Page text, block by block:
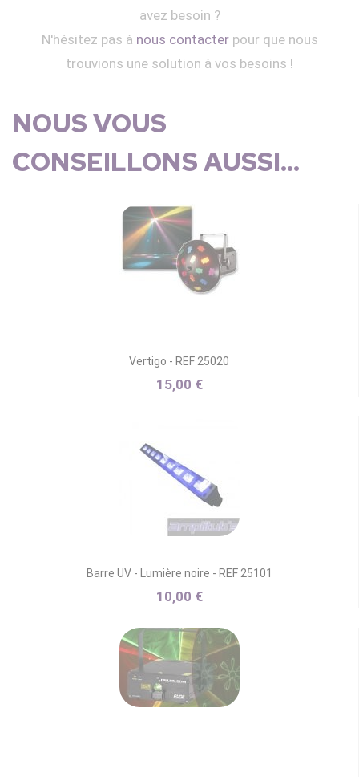
avez besoin ?
N'hésitez pas à nous contacterpour que nous
trouvions une solution à vos besoins !
NOUS VOUS
CONSEILLONS AUSSI...
Vertigo - REF 25020
15,00 €
Barre UV - Lumière noire - REF 25101
10,00 €